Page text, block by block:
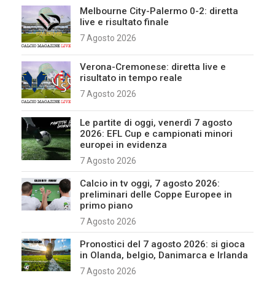
Melbourne City-Palermo 0-2: diretta
live e risultato finale
7 Agosto 2026
Verona-Cremonese: diretta live e
risultato in tempo reale
7 Agosto 2026
Le partite di oggi, venerdì 7 agosto
2026: EFL Cup e campionati minori
europei in evidenza
7 Agosto 2026
Calcio in tv oggi, 7 agosto 2026:
preliminari delle Coppe Europee in
primo piano
7 Agosto 2026
Pronostici del 7 agosto 2026: si gioca
in Olanda, belgio, Danimarca e Irlanda
7 Agosto 2026